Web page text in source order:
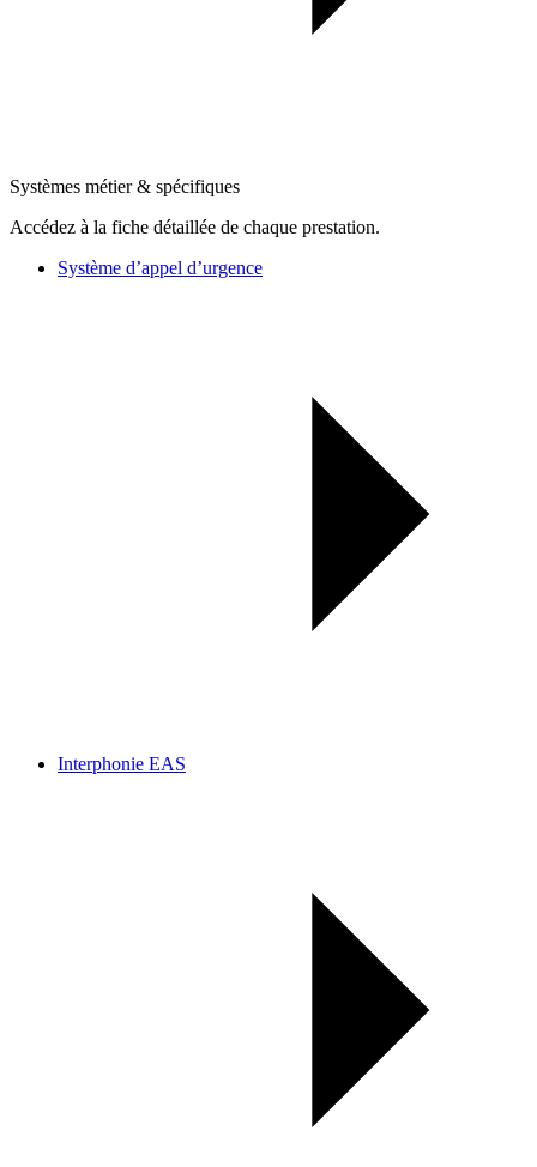
Systèmes métier & spécifiques
Accédez à la fiche détaillée de chaque prestation.
Système d’appel d’urgence
Interphonie EAS